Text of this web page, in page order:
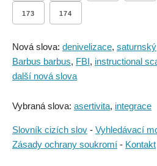
173 174
Nová slova: denivelizace, saturnský
Barbus barbus, FBI, instructional
další nová slova
Vybraná slova: asertivita, integrace
Slovník cizích slov - Vyhledávací
Zásady ochrany soukromí - Kontakt